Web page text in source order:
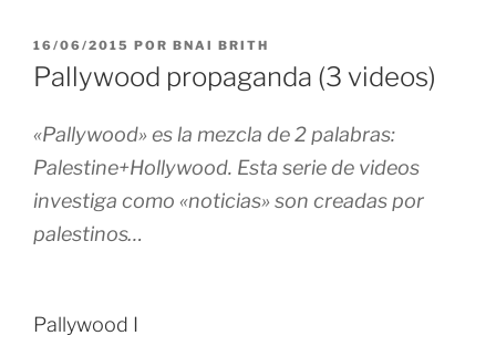
PUBLICADO
EL
16/06/2015 POR BNAI BRITH
Pallywood propaganda (3 videos)
«Pallywood» es la mezcla de 2 palabras:
Palestine+Hollywood. Esta serie de videos
investiga como «noticias» son creadas por
palestinos…
Pallywood I